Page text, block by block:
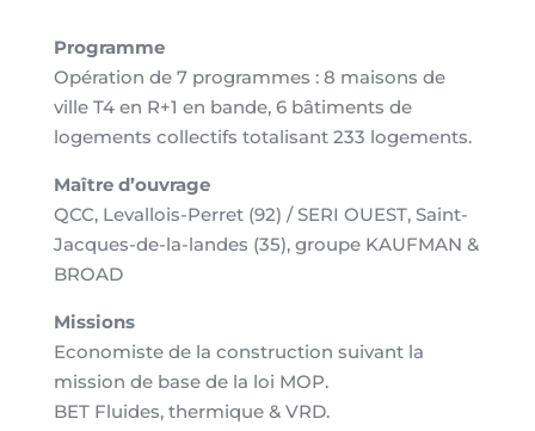
Programme
Opération de 7 programmes : 8 maisons de
ville T4 en R+1 en bande, 6 bâtiments de
logements collectifs totalisant 233 logements.
Maître d’ouvrage
QCC, Levallois-Perret (92) / SERI OUEST, Saint-
Jacques-de-la-landes (35), groupe KAUFMAN &
BROAD
Missions
Economiste de la construction suivant la
mission de base de la loi MOP.
BET Fluides, thermique & VRD.